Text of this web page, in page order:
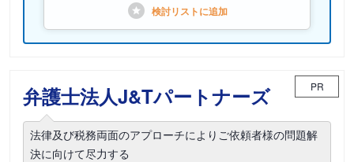
検討リストに追加
弁護士法人J&Tパートナーズ PR
法律及び税務両面のアプローチによりご依頼者様の問題解
決に向けて尽力する